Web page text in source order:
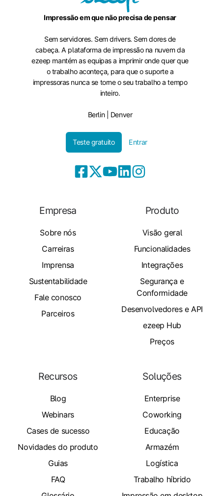
Impressão em que não precisa de pensar
Sem servidores. Sem drivers. Sem dores de
cabeça. A plataforma de impressão na nuvem da
ezeep mantém as equipas a imprimir onde quer que
o trabalho aconteça, para que o suporte a
impressoras nunca se torne o seu trabalho a tempo
inteiro.
Berlin | Denver
Teste gratuito Entrar
Empresa
Sobre nós
Carreiras
Imprensa
Sustentabilidade
Fale conosco
Parceiros
Produto
Visão geral
Funcionalidades
Integrações
Segurança e
Conformidade
Desenvolvedores e API
ezeep Hub
Preços
Recursos
Blog
Webinars
Cases de sucesso
Novidades do produto
Guias
FAQ
Soluções
Enterprise
Coworking
Educação
Armazém
Logística
Trabalho híbrido